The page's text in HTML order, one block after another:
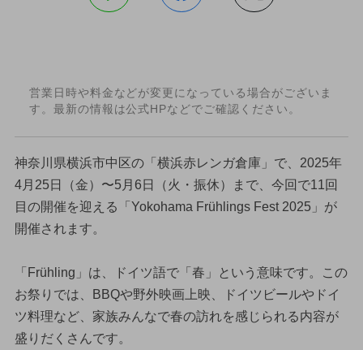
営業日時や料金などが変更になっている場合がございま
す。最新の情報は公式HPなどでご確認ください。
神奈川県横浜市中区の「横浜赤レンガ倉庫」で、2025年
4月25日（金）〜5月6日（火・振休）まで、今回で11回
目の開催を迎える「Yokohama Frühlings Fest 2025」が
開催されます。
「Frühling」は、ドイツ語で「春」という意味です。この
お祭りでは、BBQや野外映画上映、ドイツビールやドイ
ツ料理など、家族みんなで春の訪れを感じられる内容が
盛りだくさんです。